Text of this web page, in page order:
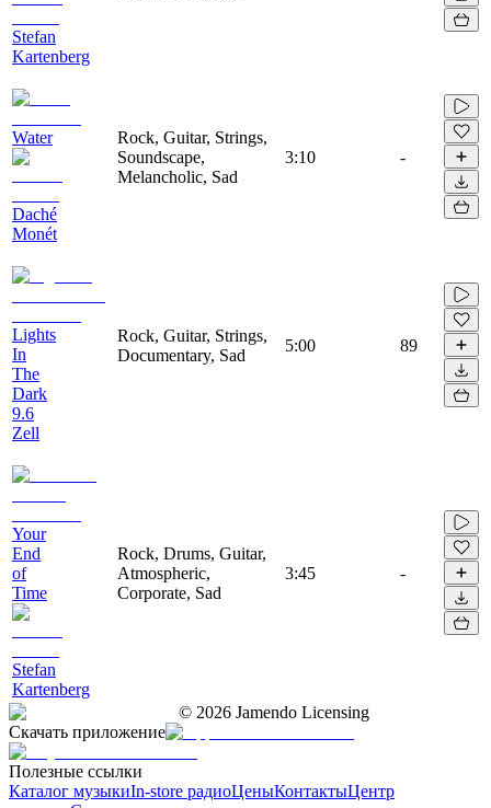
Stefan
Kartenberg
Water
Daché
Monét
Rock, Guitar, Strings,
Soundscape,
Melancholic, Sad
3:10 -
Lights
In
The
Dark
9.6
Zell
Rock, Guitar, Strings,
Documentary, Sad
5:00 89
Your
End
of
Time
Stefan
Kartenberg
Rock, Drums, Guitar,
Atmospheric,
Corporate, Sad
3:45 -
© 2026 Jamendo Licensing
Скачать приложение
Полезные ссылки
Каталог музыкиIn-store радиоЦеныКонтактыЦентр